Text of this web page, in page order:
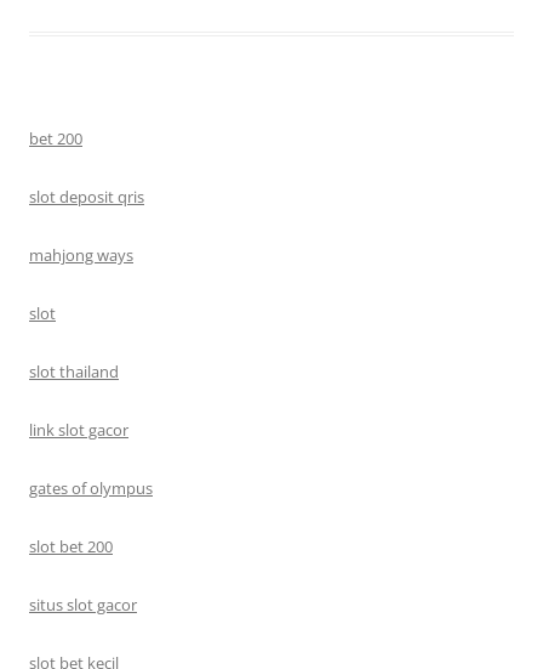
bet 200
slot deposit qris
mahjong ways
slot
slot thailand
link slot gacor
gates of olympus
slot bet 200
situs slot gacor
slot bet kecil